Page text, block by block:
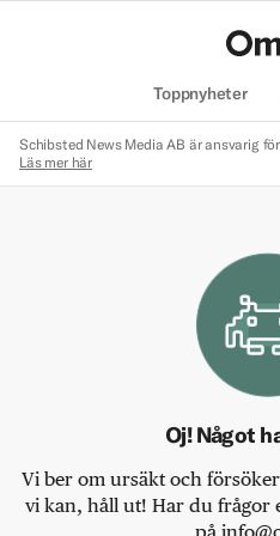
Toppnyheter
Schibsted News Media AB är ansvarig
Läs mer här
Oj! Något
Vi ber om ursäkt och
vi kan, håll ut! Har du frågor